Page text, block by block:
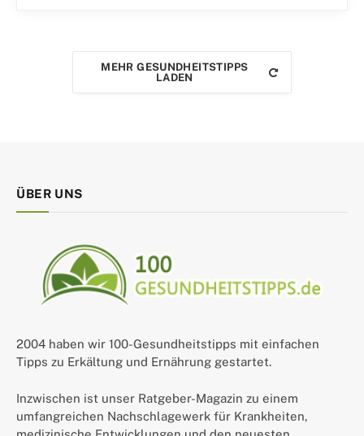
MEHR GESUNDHEITSTIPPS
LADEN
ÜBER UNS
2004 haben wir 100-Gesundheitstipps mit einfachen
Tipps zu Erkältung und Ernährung gestartet.
Inzwischen ist unser Ratgeber-Magazin zu einem
umfangreichen Nachschlagewerk für Krankheiten,